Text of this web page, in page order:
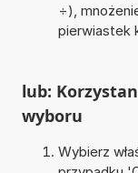
÷),
pierwiastek
lub:
wyboru
Wybierz